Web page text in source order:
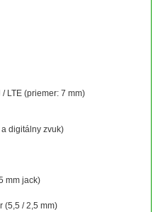
LTE (priemer: 7 mm)
digitálny zvuk)
mm jack)
(5,5 / 2,5 mm)